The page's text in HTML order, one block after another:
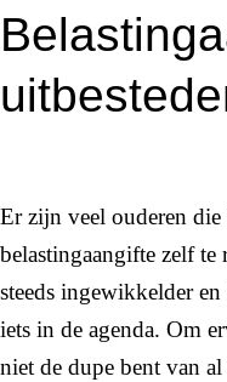
Er zijn veel ouderen
belastingaangifte zelf
steeds ingewikkelder
iets in de agenda. Om
niet de dupe bent van